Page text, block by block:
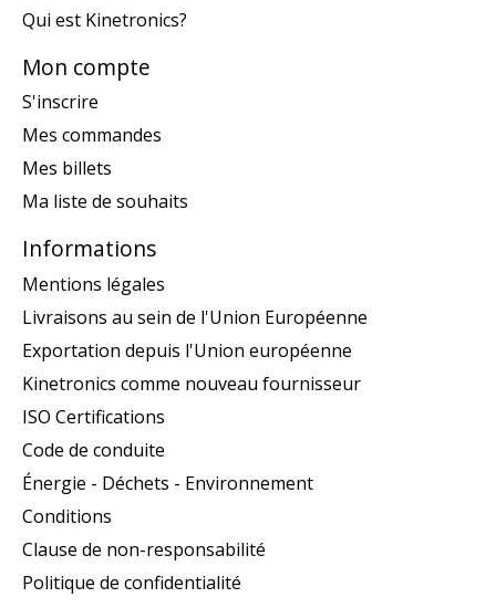
Qui est Kinetronics?
Mon compte
S'inscrire
Mes commandes
Mes billets
Ma liste de souhaits
Informations
Mentions légales
Livraisons au sein de l'Union Européenne
Exportation depuis l'Union européenne
Kinetronics comme nouveau fournisseur
ISO Certifications
Code de conduite
Énergie - Déchets - Environnement
Conditions
Clause de non-responsabilité
Politique de confidentialité